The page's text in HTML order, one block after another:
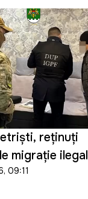
reținuți
migrație
bărbați din
09:11